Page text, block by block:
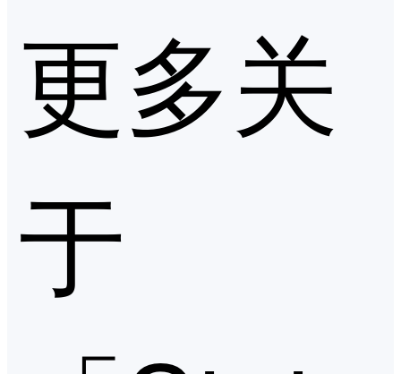
更多关
于